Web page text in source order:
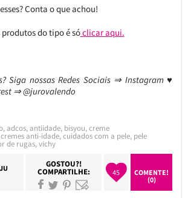
Conta o que achou!
do tipo é sóclicar aqui.
Siga nossas Redes Sociais ⇒ Instagram ♥
⇒ @jurovalendo
,adcos,antiidade, bisyou,creme
cremes anti-idade,cuidados com a pele, pele
de rugas,vichy
JU
GOSTOU?!
COMPARTILHE: 45
COMENTE!
(0)